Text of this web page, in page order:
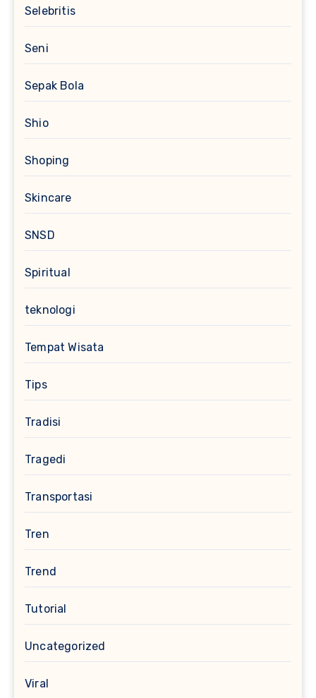
Selebritis
Seni
Sepak Bola
Shio
Shoping
Skincare
SNSD
Spiritual
teknologi
Tempat Wisata
Tips
Tradisi
Tragedi
Transportasi
Tren
Trend
Tutorial
Uncategorized
Viral